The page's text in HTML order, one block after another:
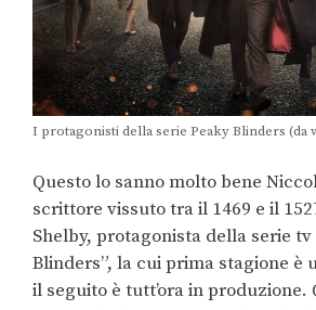
I protagonisti della serie Peaky Blinders (da
Questo lo sanno molto bene
scrittore vissuto tra il 1469 e il
Shelby, protagonista della serie
Blinders”, la cui prima stagione è
il seguito è tutt’ora in produzione.